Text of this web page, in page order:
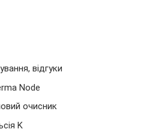
відгуки
Node
очисник
K